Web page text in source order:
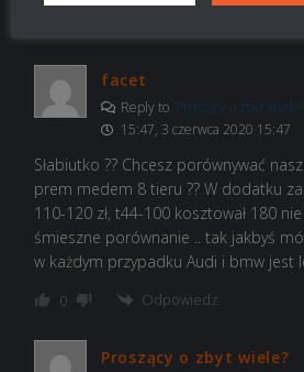
facet
Reply to Proszący o zbyt wiele?
15:47, 3 czerwca 2020 15:47
Słabiutko ?? Chcesz porównywać
prem medem 8 tieru ?? W dodatku
110-120 zł, t44-100 kosztował 180
śmieszne porównanie .. tak jakbyś
w każdym przypadku Audi i bmw jest
0 Odpowiedz
Proszący o zbyt wiele?